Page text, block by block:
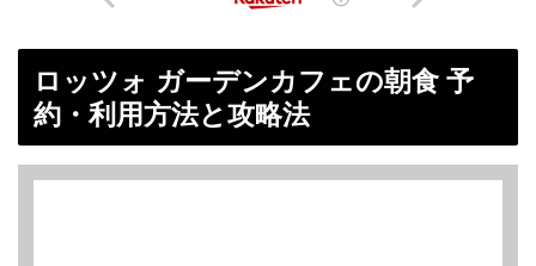
ロッツォ ガーデンカフェの朝食 予
約・利用方法と攻略法